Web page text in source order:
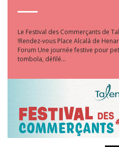
Le Festival des Commerçants de
!Rendez-vous Place Alcalá de
Forum Une journée festive pour
tombola, défilé...